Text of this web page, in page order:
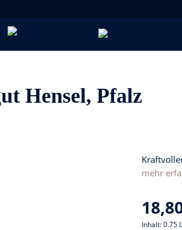
Hensel, Pfalz
mehr
Inhalt:0.75